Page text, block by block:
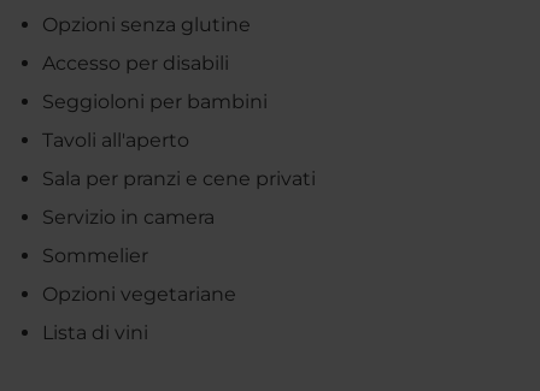
Opzioni senza glutine
Accesso per disabili
Seggioloni per bambini
Tavoli all'aperto
Sala per pranzi e cene privati
Servizio in camera
Sommelier
Opzioni vegetariane
Lista di vini